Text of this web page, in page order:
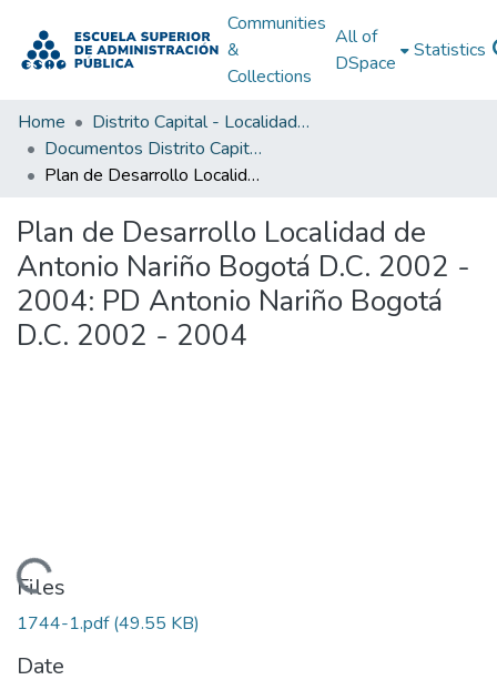
Communities
&
Collections
All of
DSpace
Statistics
Home
Distrito Capital - Localidades
Documentos Distrito Capital - Localidades
Plan de Desarrollo Localidad de Antonio Nariño Bogotá D.C. 2002 - 2004: PD Antonio Nariño Bogotá D.C. 2002 - 2004
Plan de Desarrollo Localidad de
Antonio Nariño Bogotá D.C. 2002 -
2004: PD Antonio Nariño Bogotá
D.C. 2002 - 2004
Loading...
Files
1744-1.pdf(49.55 KB)
Date